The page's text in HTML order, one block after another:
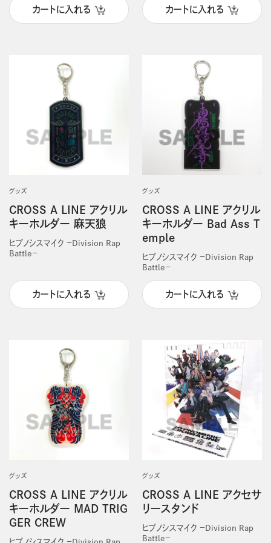
カートに入れる カートに入れる
グッズ
CROSS A LINE アクリル
キーホルダー 麻天狼
ヒプノシスマイク －Division Rap
Battle－
カートに入れる
グッズ
CROSS A LINE アクリル
キーホルダー Bad Ass T
emple
ヒプノシスマイク －Division Rap
Battle－
カートに入れる
グッズ
CROSS A LINE アクリル
キーホルダー MAD TRIG
GER CREW
グッズ
CROSS A LINE アクセサ
リースタンド
ヒプノシスマイク －Division Rap
Battle－